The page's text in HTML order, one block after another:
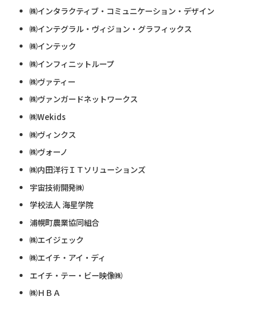
㈱インタラクティブ・コミュニケーション・デザイン
㈱インテグラル・ヴィジョン・グラフィックス
㈱インテック
㈱インフィニットループ
㈱ヴァティー
㈱ヴァンガードネットワークス
㈱Wekids
㈱ヴィンクス
㈱ヴォーノ
㈱内田洋行ＩＴソリューションズ
宇宙技術開発㈱
学校法人 海星学院
浦幌町農業協同組合
㈱エイジェック
㈱エイチ・アイ・ディ
エイチ・テー・ビー映像㈱
㈱ＨＢＡ